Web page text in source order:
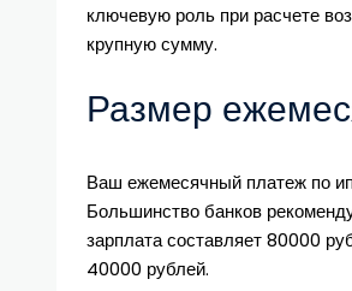
ключевую роль при расчете
крупную сумму.
Размер
Ваш ежемесячный платеж по
Большинство банков
зарплата составляет 80000
40000 рублей.